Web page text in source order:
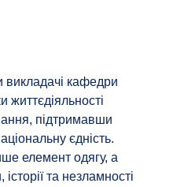
кафедри
життєдіяльності
підтримавши
єдність.
елемент одягу, а
та незламності